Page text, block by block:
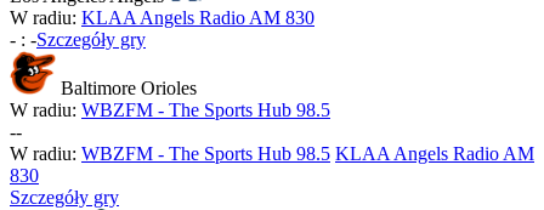
W radiu: KLAA Angels Radio AM 830
- : -Szczegóły gry
Baltimore Orioles
W radiu: WBZFM - The Sports Hub 98.5
--
W radiu: WBZFM - The Sports Hub 98.5 KLAA Angels Radio AM
830
Szczegóły gry